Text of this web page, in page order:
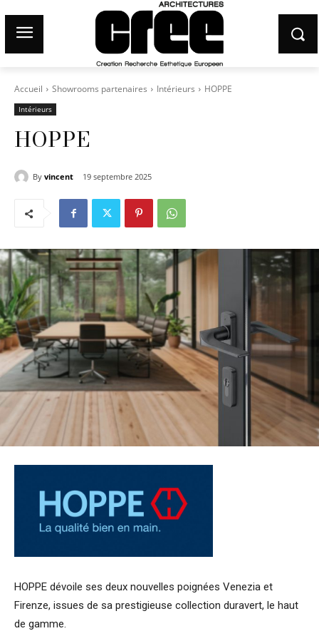
Accueil Showrooms partenaires Intérieurs HOPPE
Intérieurs
HOPPE
By vincent 19 septembre 2025
HOPPE dévoile ses deux nouvelles poignées Venezia et
Firenze, issues de sa prestigieuse collection duravert, le haut
de gamme.